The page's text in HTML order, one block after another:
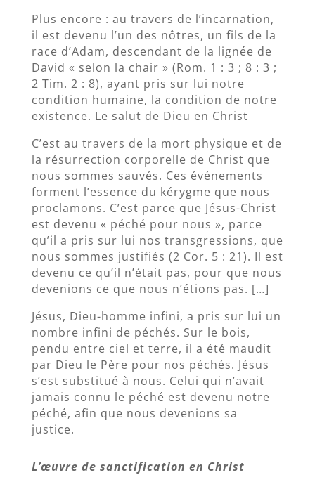
Plus encore : au travers de l’incarnation,
il est devenu l’un des nôtres, un fils de la
race d’Adam, descendant de la lignée de
David « selon la chair » (Rom. 1 : 3 ; 8 : 3 ;
2 Tim. 2 : 8), ayant pris sur lui notre
condition humaine, la condition de notre
existence. Le salut de Dieu en Christ
C’est au travers de la mort physique et de
la résurrection corporelle de Christ que
nous sommes sauvés. Ces événements
forment l’essence du kérygme que nous
proclamons. C’est parce que Jésus-Christ
est devenu « péché pour nous », parce
qu’il a pris sur lui nos transgressions, que
nous sommes justifiés (2 Cor. 5 : 21). Il est
devenu ce qu’il n’était pas, pour que nous
devenions ce que nous n’étions pas. […]
Jésus, Dieu-homme infini, a pris sur lui un
nombre infini de péchés. Sur le bois,
pendu entre ciel et terre, il a été maudit
par Dieu le Père pour nos péchés. Jésus
s’est substitué à nous. Celui qui n’avait
jamais connu le péché est devenu notre
péché, afin que nous devenions sa
justice.
L’œuvre de sanctification en Christ